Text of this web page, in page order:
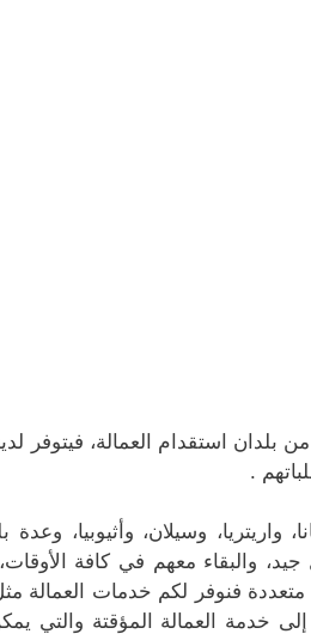
استقدام العمالة، فيتوفر
.
واريتريا، وسيلان، وأثيوبيا، وعدة
والبقاء معهم في كافة
متعددة فنوفر لكم خدمات العمالة
خدمة العمالة المؤقتة والتي